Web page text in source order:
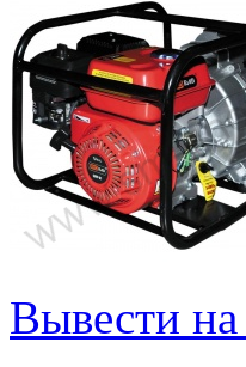
Вывести на